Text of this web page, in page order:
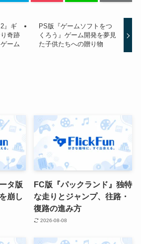
』ギ
奇跡
ーム
PS版『ゲームソフトをつ
くろう』ゲーム開発を夢見
た子供たちへの贈り物
タ版
崩し
FC版『パックランド』独特
な走りとジャンプ、往路・
復路の進み方
2026-08-08